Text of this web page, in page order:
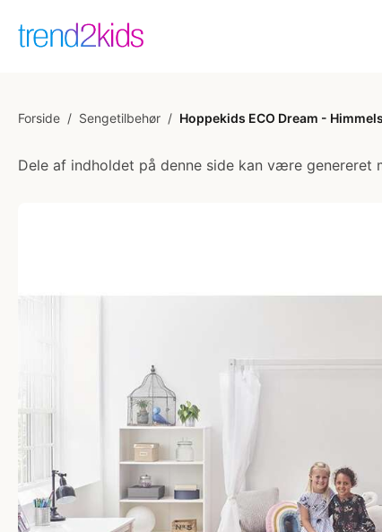
Forside / Sengetilbehør / Hoppekids ECO Dream -
Dele af indholdet på denne side kan være genereret